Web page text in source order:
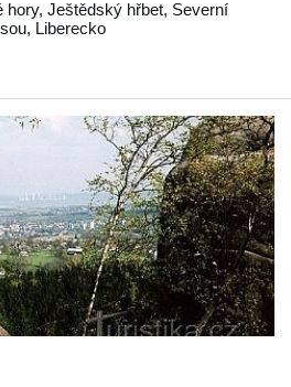
hory, Ještědský hřbet, Severní
, Liberecko